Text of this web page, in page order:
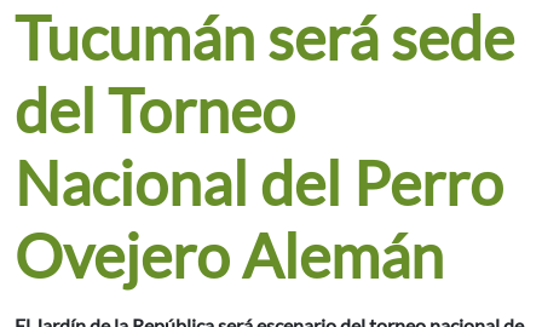
Tucumán será sede
del Torneo
Nacional del Perro
Ovejero Alemán